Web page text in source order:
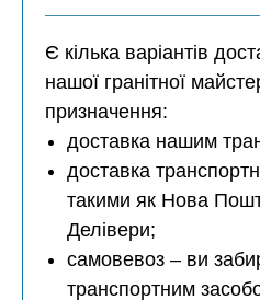
Є кілька варіантів
нашої гранітної
призначення:
доставка нашим
доставка
такими як Нова
Делівери;
самовевоз – ви
транспортним